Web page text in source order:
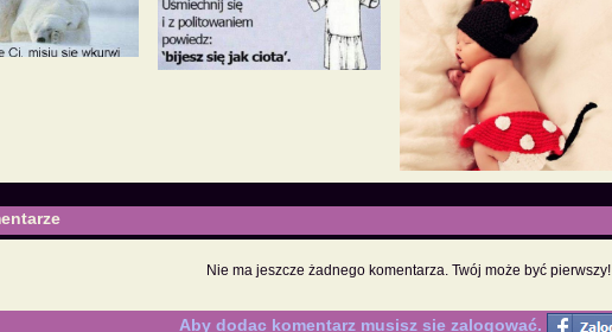
Nie ma jeszcze żadnego komentarza. Twój może być pierwszy!
Aby dodac komentarz musisz sie zalogować.